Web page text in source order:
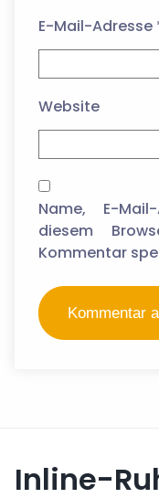
E-Mail-Adresse
Website
Name, E-
diesem
Kommentar
Inline-